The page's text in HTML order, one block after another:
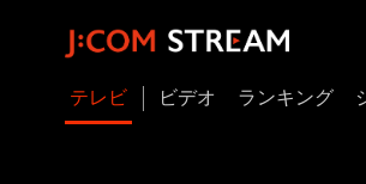
テレビ ビデオ ランキング